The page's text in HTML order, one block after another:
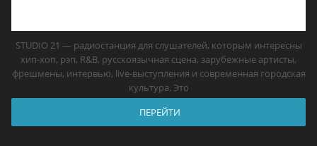
STUDIO 21 — радиостанция для слушателей, которым интересны
хип-хоп, рэп, R&B, русскоязычная сцена, зарубежные артисты,
фрешмены, интервью, live-выступления и современная городская
культура. Это
ПЕРЕЙТИ